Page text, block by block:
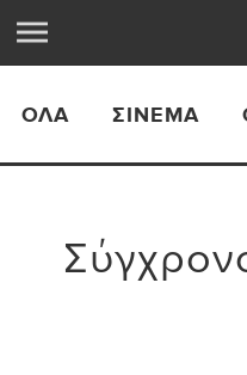
ΟΛΑ ΣΙΝΕΜΆ